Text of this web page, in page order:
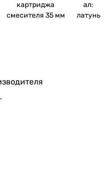
картриджа
смесителя 35 мм
ал:
латунь